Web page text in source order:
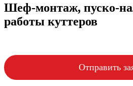
Шеф-монтаж, пуско-
работы куттеров
Отправить